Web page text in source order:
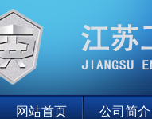
网站首页 公司简介